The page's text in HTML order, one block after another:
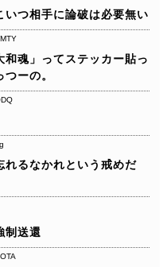
いつ相手に論破は必要無い
魂」ってステッカー貼っ
ーの。
れるなかれという戒めだ
制送還